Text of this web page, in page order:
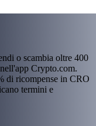
o scambia oltre 400
Crypto.com.
di ricompense in CRO
termini e